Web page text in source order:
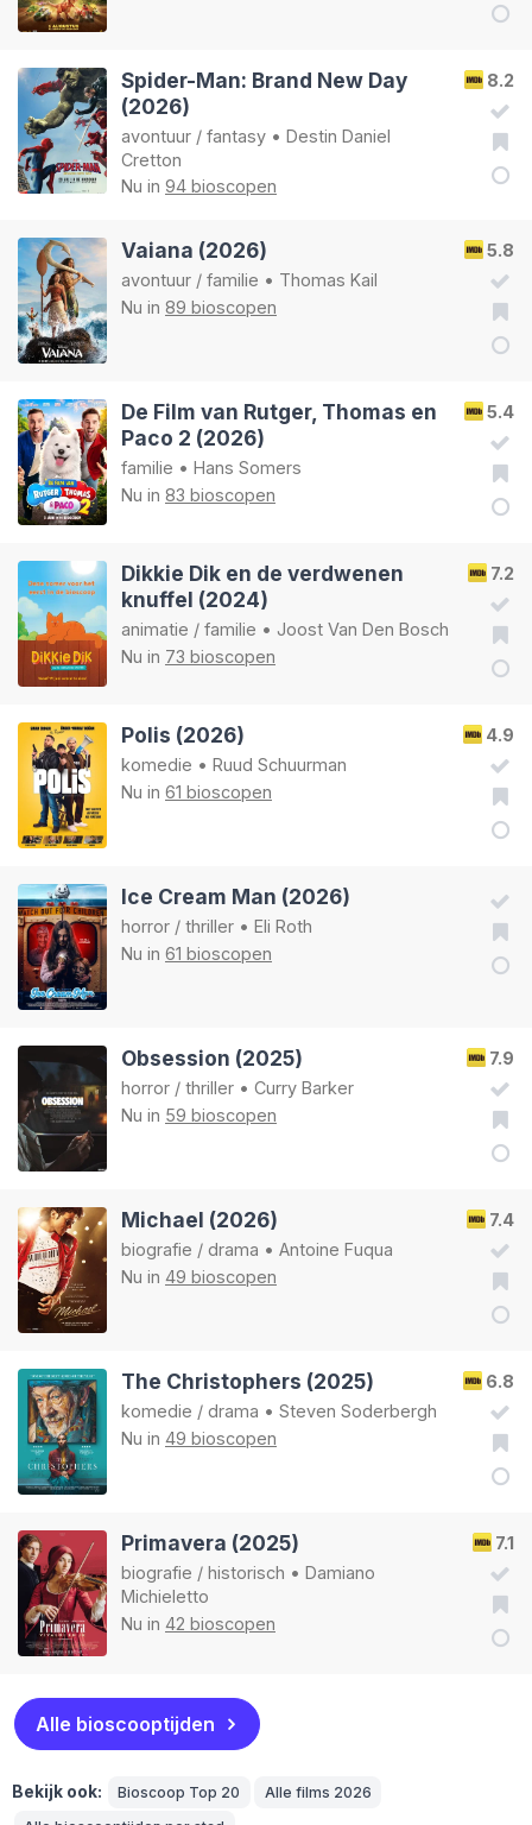
8.2
Spider-Man: Brand New Day
(2026)
avontuur / fantasy • Destin Daniel
Cretton
Nu in 94 bioscopen
5.8
Vaiana (2026)
avontuur / familie • Thomas Kail
Nu in 89 bioscopen
5.4
De Film van Rutger, Thomas en
Paco 2 (2026)
familie • Hans Somers
Nu in 83 bioscopen
7.2
Dikkie Dik en de verdwenen
knuffel (2024)
animatie / familie • Joost Van Den Bosch
Nu in 73 bioscopen
4.9
Polis (2026)
komedie • Ruud Schuurman
Nu in 61 bioscopen
Ice Cream Man (2026)
horror / thriller • Eli Roth
Nu in 61 bioscopen
7.9
Obsession (2025)
horror / thriller • Curry Barker
Nu in 59 bioscopen
7.4
Michael (2026)
biografie / drama • Antoine Fuqua
Nu in 49 bioscopen
6.8
The Christophers (2025)
komedie / drama • Steven Soderbergh
Nu in 49 bioscopen
7.1
Primavera (2025)
biografie / historisch • Damiano
Michieletto
Nu in 42 bioscopen
Alle bioscooptijden
Bekijk ook: Bioscoop Top 20
Alle films 2026